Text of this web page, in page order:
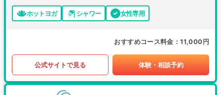
ホットヨガ シャワー 女性専用
おすすめコース料金 11,000円
公式サイトで見る 体験・相談予約